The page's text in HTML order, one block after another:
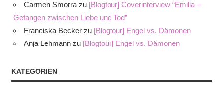
Carmen Smorra zu [Blogtour] Coverinterview “Emilia –
Gefangen zwischen Liebe und Tod”
Franciska Becker zu [Blogtour] Engel vs. Dämonen
Anja Lehmann zu [Blogtour] Engel vs. Dämonen
KATEGORIEN